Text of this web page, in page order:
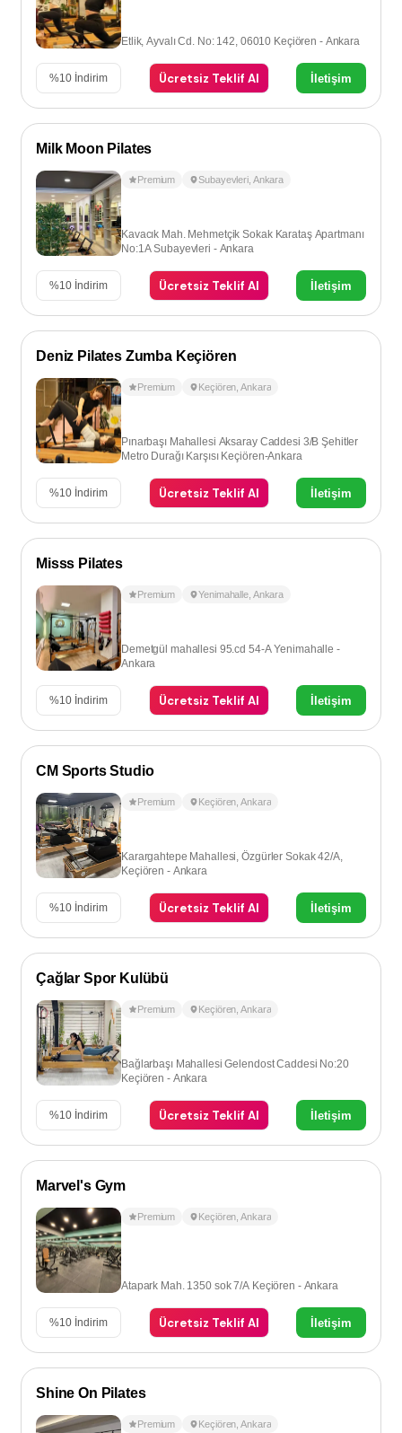
Etlik, Ayvalı Cd. No: 142, 06010 Keçiören - Ankara
%10 İndirim Ücretsiz Teklif Al İletişim
Milk Moon Pilates
Premium Subayevleri Ankara
Kavacık Mah. Mehmetçik Sokak Karataş Apartmanı
No:1A Subayevleri - Ankara
%10 İndirim Ücretsiz Teklif Al İletişim
Deniz Pilates Zumba Keçiören
Premium Keçiören ,Ankara
Pınarbaşı Mahallesi Aksaray Caddesi 3/B Şehitler
Metro Durağı Karşısı Keçiören-Ankara
%10 İndirim Ücretsiz Teklif Al İletişim
Misss Pilates
Premium Yenimahalle Ankara
Demetgül mahallesi 95.cd 54-A Yenimahalle -
Ankara
%10 İndirim Ücretsiz Teklif Al İletişim
CM Sports Studio
Premium Keçiören ,Ankara
Karargahtepe Mahallesi, Özgürler Sokak 42/A,
Keçiören - Ankara
%10 İndirim Ücretsiz Teklif Al İletişim
Çağlar Spor Kulübü
Premium Keçiören ,Ankara
Bağlarbaşı Mahallesi Gelendost Caddesi No:20
Keçiören - Ankara
%10 İndirim Ücretsiz Teklif Al İletişim
Marvel's Gym
Premium Keçiören ,Ankara
Atapark Mah. 1350 sok 7/A Keçiören - Ankara
%10 İndirim Ücretsiz Teklif Al İletişim
Shine On Pilates
Premium Keçiören ,Ankara